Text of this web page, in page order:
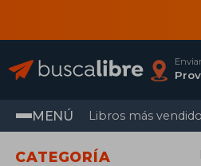
MENÚ Libros más
CATEGORÍA